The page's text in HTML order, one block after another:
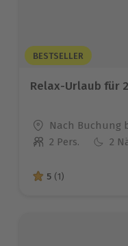
BESTSELLER
Relax-Urlaub für 2
Standort
Nach Buchung
Anzahl der
2 Pers. 2
5 von 5 Sternen
5 (1)